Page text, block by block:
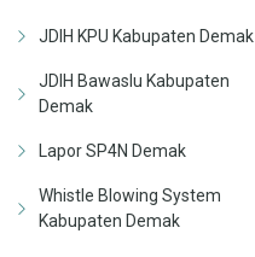
JDIH KPU Kabupaten Demak
JDIH Bawaslu Kabupaten
Demak
Lapor SP4N Demak
Whistle Blowing System
Kabupaten Demak